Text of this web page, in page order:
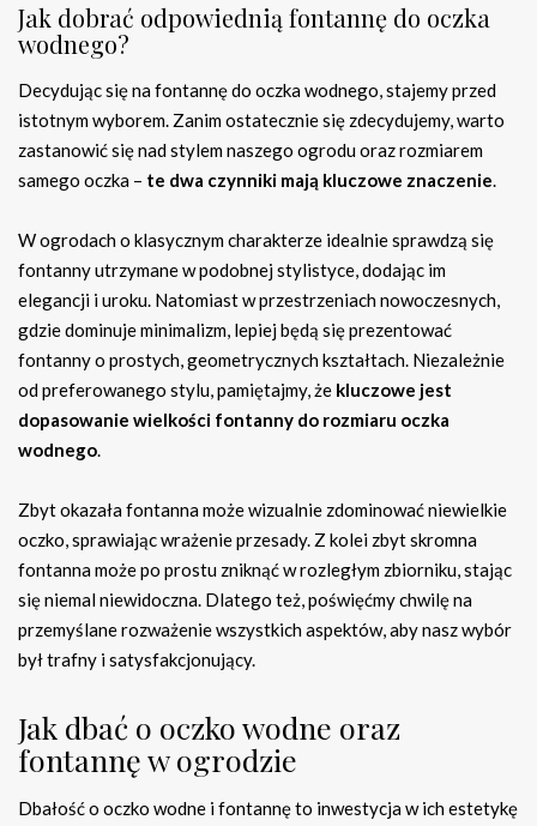
Jak dobrać odpowiednią fontannę do oczka
wodnego?
Decydując się na fontannę do oczka wodnego, stajemy przed
istotnym wyborem. Zanim ostatecznie się zdecydujemy, warto
zastanowić się nad stylem naszego ogrodu oraz rozmiarem
samego oczka – te dwa czynniki mają kluczowe znaczenie.
W ogrodach o klasycznym charakterze idealnie sprawdzą się
fontanny utrzymane w podobnej stylistyce, dodając im
elegancji i uroku. Natomiast w przestrzeniach nowoczesnych,
gdzie dominuje minimalizm, lepiej będą się prezentować
fontanny o prostych, geometrycznych kształtach. Niezależnie
od preferowanego stylu, pamiętajmy, że kluczowe jest
dopasowanie wielkości fontanny do rozmiaru oczka
wodnego.
Zbyt okazała fontanna może wizualnie zdominować niewielkie
oczko, sprawiając wrażenie przesady. Z kolei zbyt skromna
fontanna może po prostu zniknąć w rozległym zbiorniku, stając
się niemal niewidoczna. Dlatego też, poświęćmy chwilę na
przemyślane rozważenie wszystkich aspektów, aby nasz wybór
był trafny i satysfakcjonujący.
Jak dbać o oczko wodne oraz
fontannę w ogrodzie
Dbałość o oczko wodne i fontannę to inwestycja w ich estetykę